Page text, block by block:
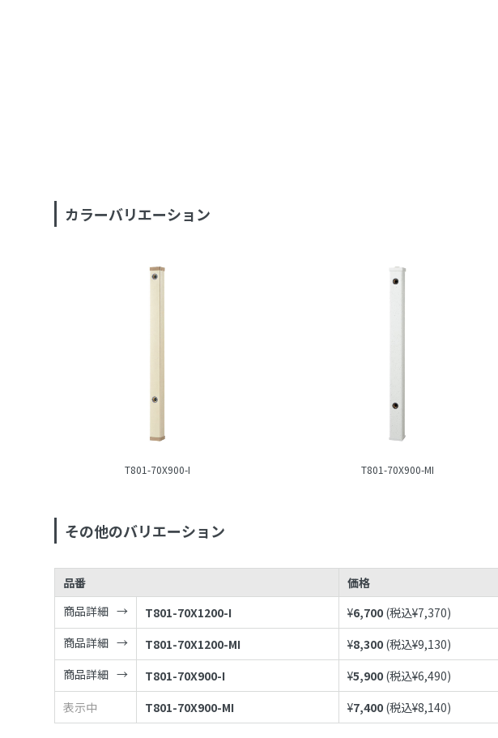
カラーバリエーション
T801-70X900-I T801-70X900-MI
その他のバリエーション
品番 価格
商品詳細
T801-70X1200-I ¥6,700 (税込¥7,370)
商品詳細
T801-70X1200-MI ¥8,300 (税込¥9,130)
商品詳細
T801-70X900-I ¥5,900 (税込¥6,490)
表示中
T801-70X900-MI ¥7,400 (税込¥8,140)